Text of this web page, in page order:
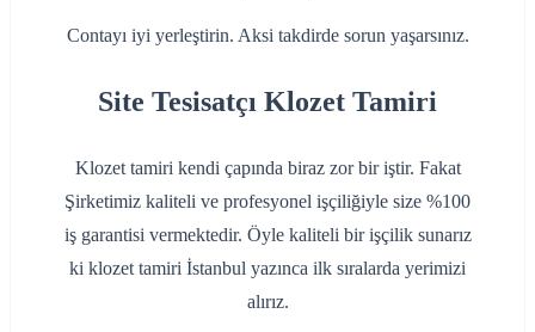
‌Contayı iyi yerleştirin. Aksi takdirde sorun yaşarsınız.
Site Tesisatçı Klozet Tamiri
Klozet tamiri kendi çapında biraz zor bir iştir. Fakat
Şirketimiz kaliteli ve profesyonel işçiliğiyle size %100
iş garantisi vermektedir. Öyle kaliteli bir işçilik sunarız
ki klozet tamiri İstanbul yazınca ilk sıralarda yerimizi
alırız.